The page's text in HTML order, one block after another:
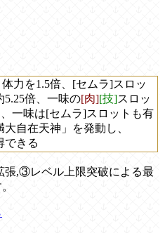
力を1.5倍、[セムラ]スロッ
5.25倍、一味の[肉][技]スロッ
一味は[セムラ]スロットも有
自在天神」を発動し、
できる
,③レベル上限突破による最